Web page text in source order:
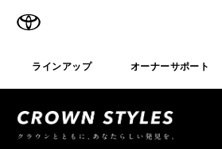
ラインアップ オーナーサポート